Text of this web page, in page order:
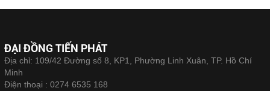
ĐẠI ĐỒNG TIẾN PHÁT
Địa chỉ: 109/42 Đường số 8, KP1, Phường Linh Xuân, TP. Hồ Chí
Minh
Điện thoại : 0274 6535 168